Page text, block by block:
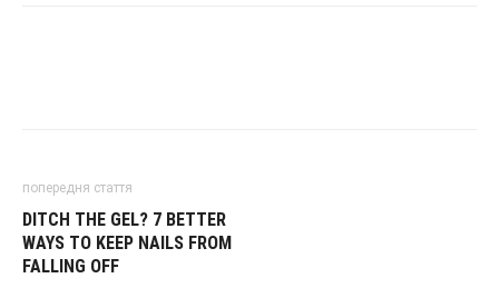
попередня стаття
DITCH THE GEL? 7 BETTER
WAYS TO KEEP NAILS FROM
FALLING OFF